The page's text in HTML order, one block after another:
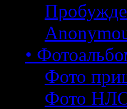
•
Фото
Фото